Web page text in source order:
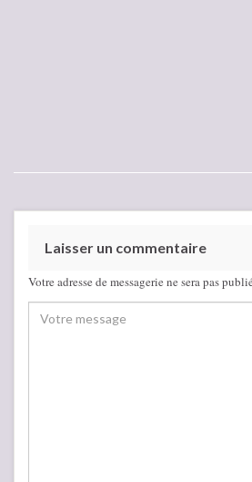
Laisser un commentaire
Votre adresse de messagerie ne sera pas